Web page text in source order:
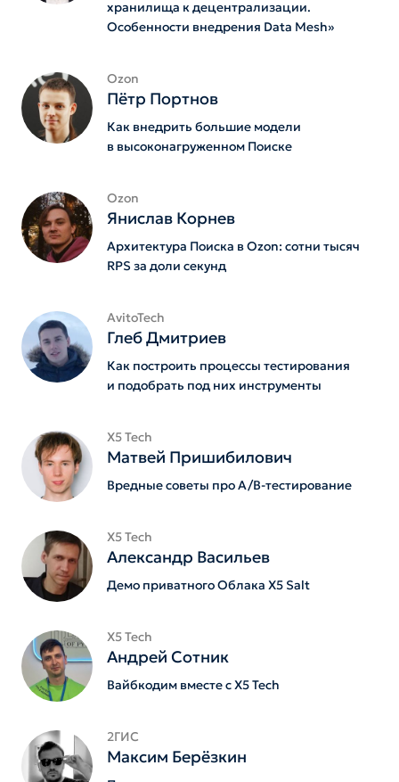
хранилища к децентрализации.
Особенности внедрения Data Mesh»
Ozon
Пётр Портнов
Как внедрить большие модели
в высоконагруженном Поиске
Ozon
Янислав Корнев
Архитектура Поиска в Ozon: сотни тысяч
RPS за доли секунд
AvitoTech
Глеб Дмитриев
Как построить процессы тестирования
и подобрать под них инструменты
X5 Tech
Матвей Пришибилович
Вредные советы про A/B-тестирование
X5 Tech
Александр Васильев
Демо приватного Облака X5 Salt
X5 Tech
Андрей Сотник
Вайбкодим вместе с X5 Tech
2ГИС
Максим Берёзкин